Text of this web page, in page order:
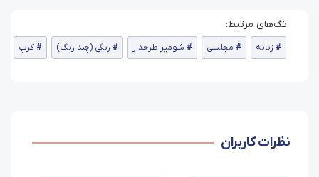
زنانه مجلسی شومیز طرحدار رنگی (چند رنگ) کرپ
نظرات کاربران